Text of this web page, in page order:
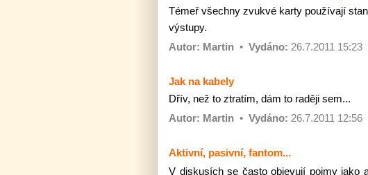
Témeř všechny zvukvé karty používají
výstupy.
Autor: Martin • Vydáno: 26.7.2011 15:23
Jak na kabely
Dřív, než to ztratím, dám to raději sem...
Autor: Martin • Vydáno: 26.7.2011 12:56
Aktivní, pasivní, fantom...
V diskusích se často objevují pojmy jako